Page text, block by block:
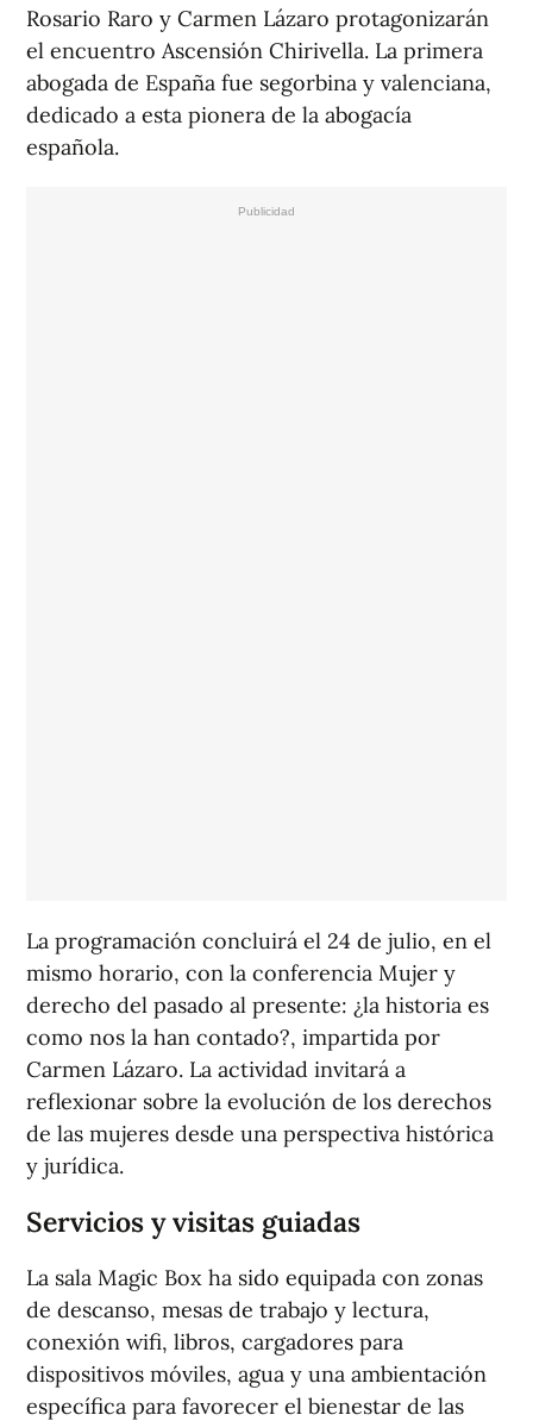
Rosario Raro y Carmen Lázaro protagonizarán
el encuentro Ascensión Chirivella. La primera
abogada de España fue segorbina y valenciana,
dedicado a esta pionera de la abogacía
española.
La programación concluirá el 24 de julio, en el
mismo horario, con la conferencia Mujer y
derecho del pasado al presente: ¿la historia es
como nos la han contado?, impartida por
Carmen Lázaro. La actividad invitará a
reflexionar sobre la evolución de los derechos
de las mujeres desde una perspectiva histórica
y jurídica.
Servicios y visitas guiadas
La sala Magic Box ha sido equipada con zonas
de descanso, mesas de trabajo y lectura,
conexión wifi, libros, cargadores para
dispositivos móviles, agua y una ambientación
específica para favorecer el bienestar de las